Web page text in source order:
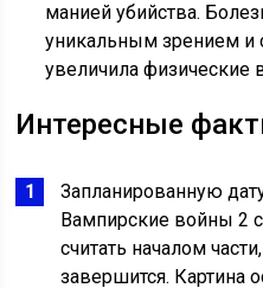
манией убийства.
уникальным зрением и
увеличила физические
Интересные
Запланированную
Вампирские войны 2
считать началом
завершится. Картина